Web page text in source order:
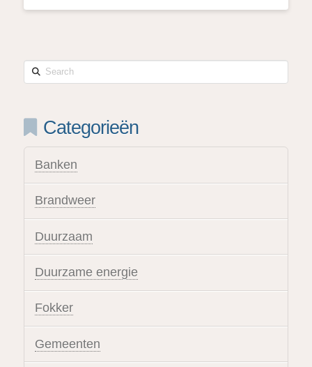
Search
Categorieën
Banken
Brandweer
Duurzaam
Duurzame energie
Fokker
Gemeenten